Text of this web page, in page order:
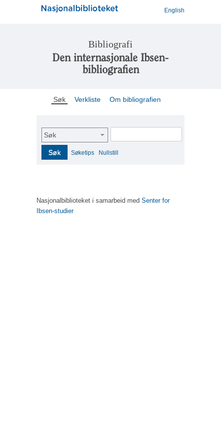
English
Bibliografi
Den internasjonale Ibsen-
bibliografien
Søk Verkliste Om bibliografien
Søk
Søk Søketips Nullstill
Nasjonalbiblioteket i samarbeid med Senter for
Ibsen-studier